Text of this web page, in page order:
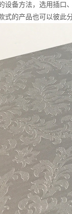
设备方法，选用插口
式的产品也可以彼此